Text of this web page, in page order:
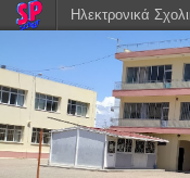
Ηλεκτρονικά